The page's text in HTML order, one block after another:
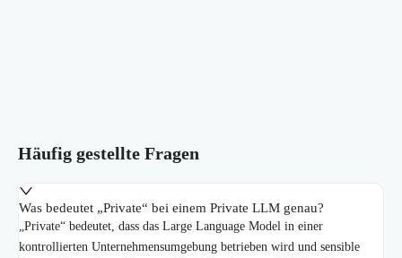
Häufig gestellte Fragen
Was bedeutet „Private“ bei einem Private LLM genau?
„Private“ bedeutet, dass das Large Language Model in einer
kontrollierten Unternehmensumgebung betrieben wird und sensible